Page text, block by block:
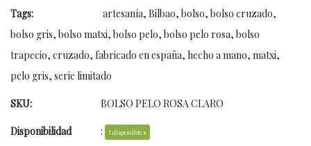
Tags: artesanía, Bilbao, bolso, bolso cruzado,
bolso gris, bolso matxi, bolso pelo, bolso pelo rosa, bolso
trapecio, cruzado, fabricado en españa, hecho a mano, matxi,
pelo gris, serie limitado
SKU: BOLSO PELO ROSA CLARO
Disponibilidad : 1 disponibles